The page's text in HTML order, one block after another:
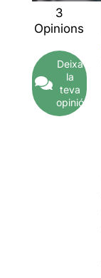
3
Opinions
Deixa
la
teva
opinió